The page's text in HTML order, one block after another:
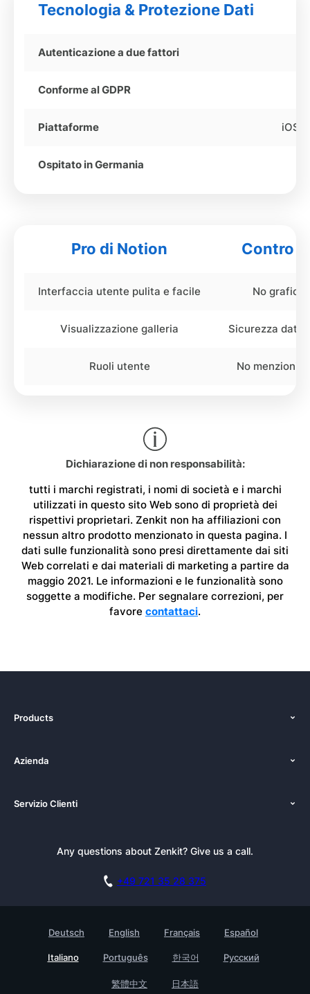
Tecnologia & Protezione Dati
Autenticazione a due fattori
Conforme al GDPR
Piattaforme iOS,
Ospitato in Germania
Pro di Notion Contro
Interfaccia utente pulita e facile No grafici
Visualizzazione galleria Sicurezza dati
Ruoli utente No menzioni
Dichiarazione di non responsabilità:
tutti i marchi registrati, i nomi di società e i marchi
utilizzati in questo sito Web sono di proprietà dei
rispettivi proprietari. Zenkit non ha affiliazioni con
nessun altro prodotto menzionato in questa pagina. I
dati sulle funzionalità sono presi direttamente dai siti
Web correlati e dai materiali di marketing a partire da
maggio 2021. Le informazioni e le funzionalità sono
soggette a modifiche. Per segnalare correzioni, per
favore contattaci.
Products
Costo
Alternatives
Prenota una dimostrazione
Azienda
Newsroom
Academy
Azienda
Trova un partner
Servizio Clienti
Newsletter
Base di conoscenza
Contatto
Any questions about Zenkit? Give us a call.
+49 721 35 28 375
Deutsch English Français Español
Italiano Português 한국어 Русский
繁體中文 日本語